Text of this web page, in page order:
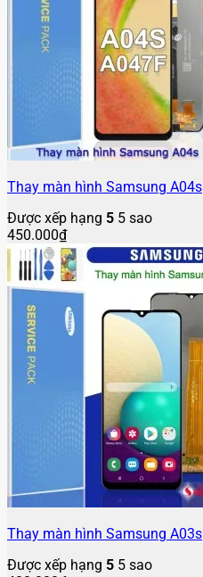
Thay màn hình Samsung A04s
Được xếp hạng 5 5 sao
450.000₫
Thay màn hình Samsung A03s
Được xếp hạng 5 5 sao